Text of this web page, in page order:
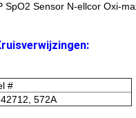
SpO2 Sensor N-ellcor Oxi-
#
572A